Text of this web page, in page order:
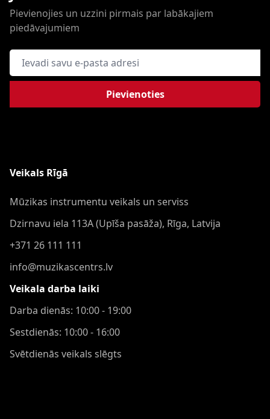
Pievienojies un uzzini pirmais par labākajiem
piedāvajumiem
E-pasta adrese
Pievienoties
Veikals Rīgā
Mūzikas instrumentu veikals un serviss
Dzirnavu iela 113A (Upīša pasāža), Rīga, Latvija
+371 26 111 111
info@muzikascentrs.lv
Veikala darba laiki
Darba dienās: 10:00 - 19:00
Sestdienās: 10:00 - 16:00
Svētdienās veikals slēgts